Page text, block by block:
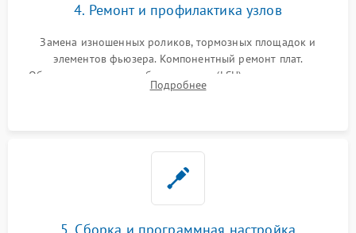
4. Ремонт и профилактика узлов
Замена изношенных роликов, тормозных площадок и
элементов фьюзера. Компонентный ремонт плат.
Обязательная очистка блока лазера (LSU), зеркал и тракта
печати от просыпанного тонера и бумажной пыли.
Подробнее